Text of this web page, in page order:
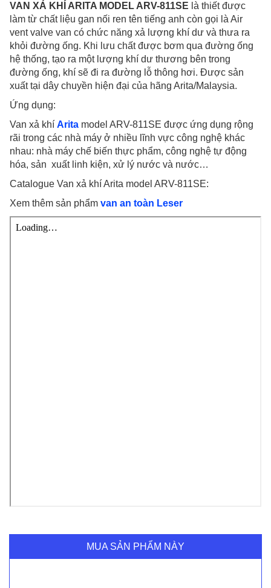
VAN XẢ KHÍ ARITA MODEL ARV-811SE là thiết được
làm từ chất liệu gan nối ren tên tiếng anh còn gọi là Air
vent valve van có chức năng xả lượng khí dư và thưa ra
khỏi đường ống. Khi lưu chất được bơm qua đường ống
hệ thống, tạo ra một lượng khí dư thương bên trong
đường ống, khí sẽ đi ra đường lỗ thông hơi. Được sản
xuất tại dây chuyền hiện đại của hãng Arita/Malaysia.
Ứng dụng:
Van xả khí Arita model ARV-811SE được ứng dụng rộng
rãi trong các nhà máy ở nhiều lĩnh vực công nghệ khác
nhau: nhà máy chế biến thực phẩm, công nghệ tự động
hóa, sản xuất linh kiện, xử lý nước và nước…
Catalogue Van xả khí Arita model ARV-811SE:
Xem thêm sản phẩm van an toàn Leser
MUA SẢN PHẨM NÀY